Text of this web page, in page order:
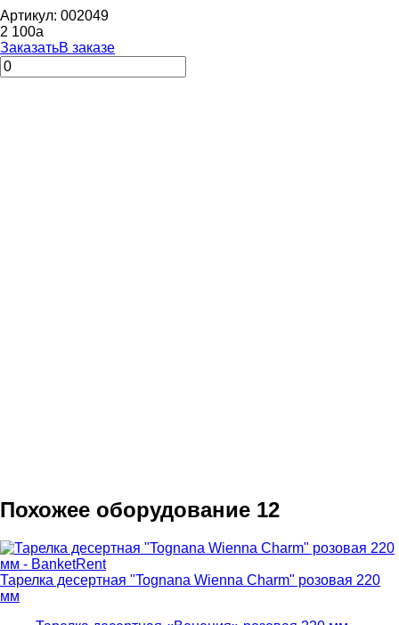
Артикул: 002049
2 100a
ЗаказатьВ заказе
Похожее оборудование 12
Тарелка десертная "Tognana Wienna Charm" розовая 220
мм